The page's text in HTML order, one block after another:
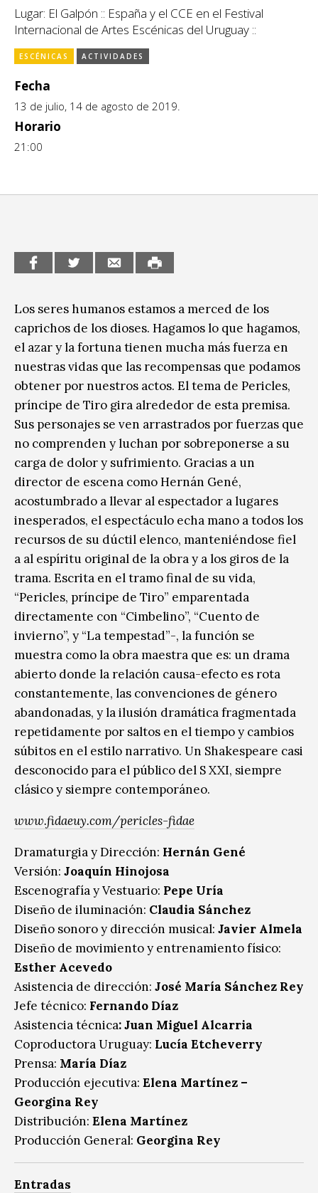
CCE en el interior/libros
Espacio itinerante de lectura infantil
Exposiciones
Formación
Infantil y Juvenil
Lugar: El Galpón :: España y el CCE en el Festival
Internacional de Artes Escénicas del Uruguay ::
ESCÉNICAS ACTIVIDADES
Fecha
13 de julio, 14 de agosto de 2019.
Horario
21:00
Los seres humanos estamos a merced de los
caprichos de los dioses. Hagamos lo que hagamos,
el azar y la fortuna tienen mucha más fuerza en
nuestras vidas que las recompensas que podamos
obtener por nuestros actos. El tema de Pericles,
príncipe de Tiro gira alrededor de esta premisa.
Sus personajes se ven arrastrados por fuerzas que
no comprenden y luchan por sobreponerse a su
carga de dolor y sufrimiento. Gracias a un
director de escena como Hernán Gené,
acostumbrado a llevar al espectador a lugares
inesperados, el espectáculo echa mano a todos los
recursos de su dúctil elenco, manteniéndose fiel
a al espíritu original de la obra y a los giros de la
trama. Escrita en el tramo final de su vida,
“Pericles, príncipe de Tiro” emparentada
directamente con “Cimbelino”, “Cuento de
invierno”, y “La tempestad”-, la función se
muestra como la obra maestra que es: un drama
abierto donde la relación causa-efecto es rota
constantemente, las convenciones de género
abandonadas, y la ilusión dramática fragmentada
repetidamente por saltos en el tiempo y cambios
súbitos en el estilo narrativo. Un Shakespeare casi
desconocido para el público del S XXI, siempre
clásico y siempre contemporáneo.
www.fidaeuy.com/pericles-fidae
Dramaturgia y Dirección: Hernán Gené
Versión: Joaquín Hinojosa
Escenografía y Vestuario: Pepe Uría
Diseño de iluminación: Claudia Sánchez
Diseño sonoro y dirección musical: Javier Almela
Diseño de movimiento y entrenamiento físico:
Esther Acevedo
Asistencia de dirección: José María Sánchez Rey
Jefe técnico: Fernando Díaz
Asistencia técnica: Juan Miguel Alcarria
Coproductora Uruguay: Lucía Etcheverry
Prensa: María Díaz
Producción ejecutiva: Elena Martínez –
Georgina Rey
Distribución: Elena Martínez
Producción General: Georgina Rey
Entradas